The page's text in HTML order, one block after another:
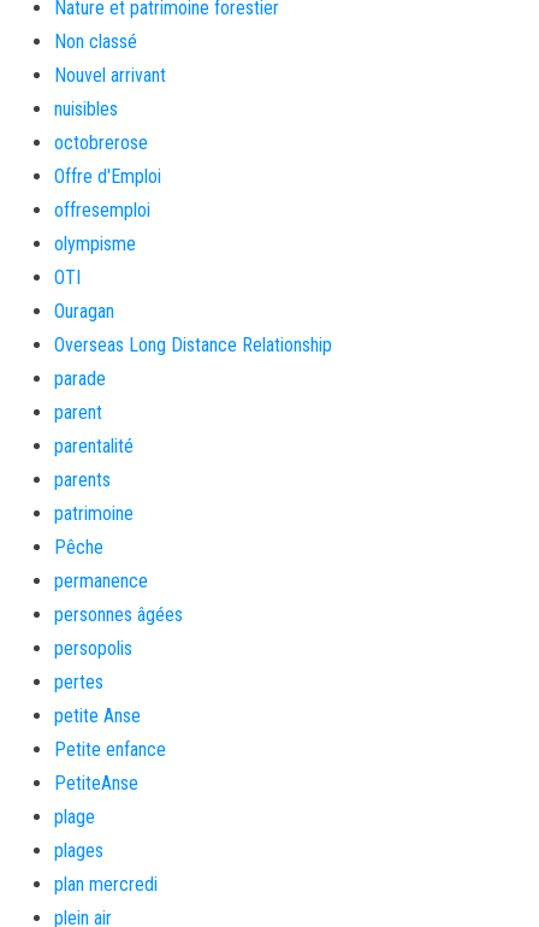
Nature et patrimoine forestier
Non classé
Nouvel arrivant
nuisibles
octobrerose
Offre d'Emploi
offresemploi
olympisme
OTI
Ouragan
Overseas Long Distance Relationship
parade
parent
parentalité
parents
patrimoine
Pêche
permanence
personnes âgées
persopolis
pertes
petite Anse
Petite enfance
PetiteAnse
plage
plages
plan mercredi
plein air